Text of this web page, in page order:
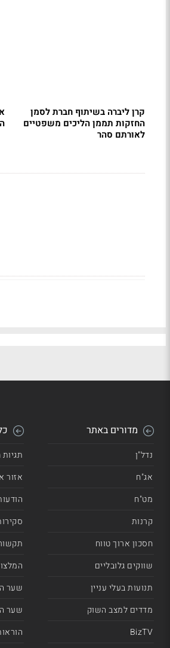
קרן ליברה בשיתוף חברת לסמן
החזקות תממן הליכים משפטיים
לאורתם סהר
מדורים באתר
נדל"ן
אג"ח
מט"ח
קרנות
חסכון ארוך טווח
שווקים גלובליים
תנועות בעלי עניין
מדדים למצב השוק
BizTV
אזור
שער
שער